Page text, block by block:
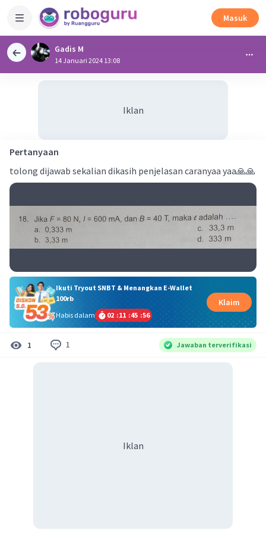
Masuk
Gadis M
14 Januari 2024 13:08
Iklan
Pertanyaan
tolong dijawab sekalian dikasih penjelasan caranyaa yaa🙏🙏
Ikuti Tryout SNBT & Menangkan E-Wallet
100rb
Habis dalam
02 :11 :45 :56
Klaim
1 1 Jawaban terverifikasi
Iklan